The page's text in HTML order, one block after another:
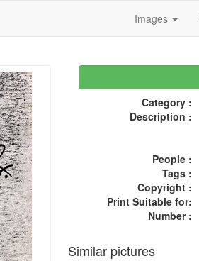
Images
Category :
Description :
People :
Tags :
Copyright :
Print Suitable for:
Number :
Similar pictures